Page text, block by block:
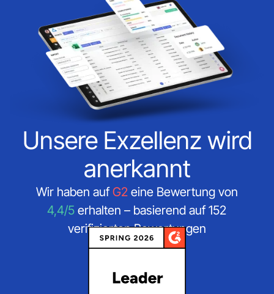
Unsere Exzellenz wird
anerkannt
Wir haben aufG2eine Bewertung von
4,4/5 erhalten – basierend auf 152
verifizierten Bewertungen